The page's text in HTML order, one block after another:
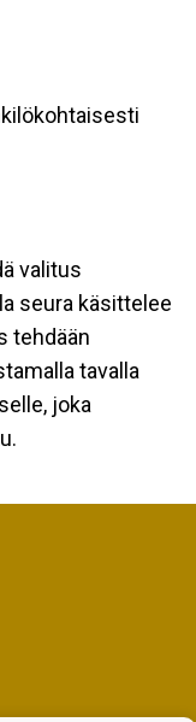
valitus
seura käsittelee
tehdään
tavalla
joka